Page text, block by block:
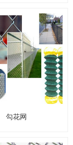
勾花网